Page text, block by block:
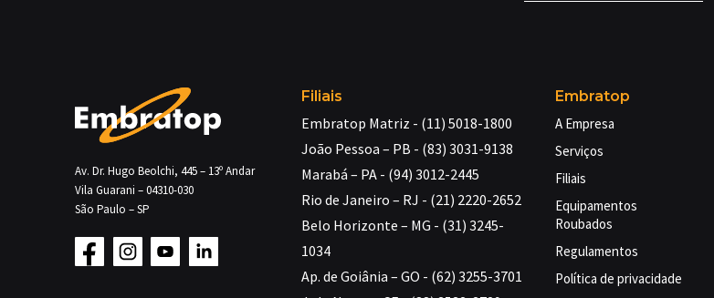
Av. Dr. Hugo Beolchi, 445 – 13º Andar
Vila Guarani – 04310-030
São Paulo – SP
Filiais
Embratop Matriz - (11) 5018-1800
João Pessoa – PB - (83) 3031-9138
Marabá – PA - (94) 3012-2445
Rio de Janeiro – RJ - (21) 2220-2652
Belo Horizonte – MG - (31) 3245-
1034
Ap. de Goiânia – GO - (62) 3255-3701
Embratop
A Empresa
Serviços
Filiais
Equipamentos
Roubados
Regulamentos
Política de privacidade